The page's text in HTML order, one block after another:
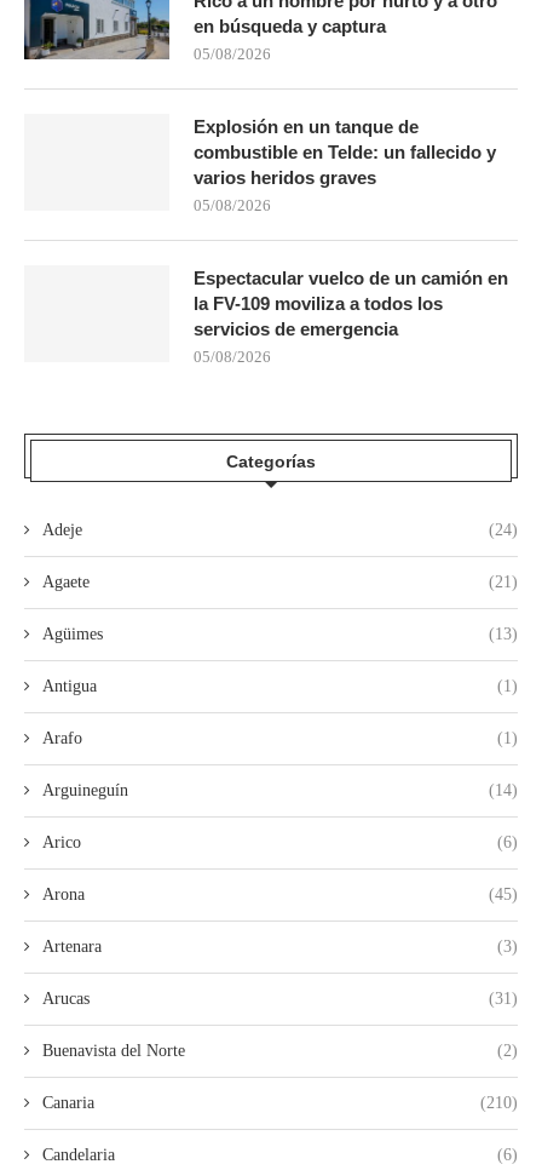
en búsqueda y captura
05/08/2026
Explosión en un tanque de
combustible en Telde: un fallecido y
varios heridos graves
05/08/2026
Espectacular vuelco de un camión en
la FV-109 moviliza a todos los
servicios de emergencia
05/08/2026
Categorías
Adeje (24)
Agaete (21)
Agüimes (13)
Antigua (1)
Arafo (1)
Arguineguín (14)
Arico (6)
Arona (45)
Artenara (3)
Arucas (31)
Buenavista del Norte (2)
Canaria (210)
Candelaria (6)